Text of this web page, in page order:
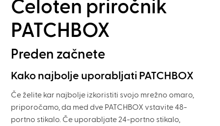
Celoten priročnik
PATCHBOX
Preden začnete
Kako najbolje uporabljati PATCHBOX
Če želite kar najbolje izkoristiti svojo mrežno omaro,
priporočamo, da med dve PATCHBOX vstavite 48-
portno stikalo. Če uporabljate 24-portno stikalo,